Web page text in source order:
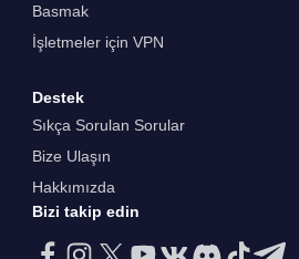
Basmak
İşletmeler için VPN
Destek
Sıkça Sorulan Sorular
Bize Ulaşın
Hakkımızda
Bizi takip edin